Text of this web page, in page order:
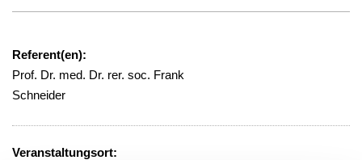
Referent(en):
Prof. Dr. med. Dr. rer. soc. Frank
Schneider
Veranstaltungsort: